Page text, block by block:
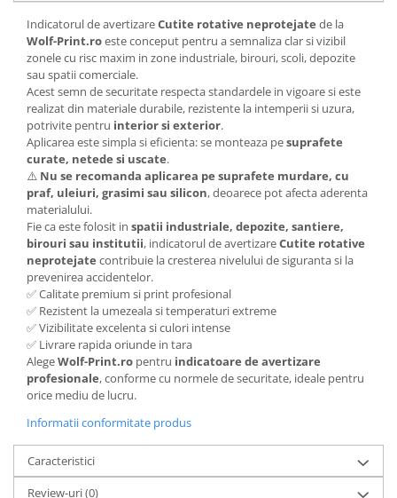
Indicatorul de avertizareCutite rotative neprotejate de la
Wolf-Print.roeste conceput pentru a semnaliza clar si vizibil
zonele cu risc maxim in zone industriale, birouri, scoli, depozite
sau spatii comerciale.
Acest semn de securitate respecta standardele in vigoare si este
realizat din materiale durabile, rezistente la intemperii si uzura,
potrivite pentru interior si exterior.
Aplicarea este simpla si eficienta: se monteaza pesuprafete
curate, netede si uscate.
⚠️ Nu se recomanda aplicarea pe suprafete murdare, cu
praf, uleiuri, grasimi sau silicon, deoarece pot afecta aderenta
materialului.
Fie ca este folosit in spatii industriale, depozite, santiere,
birouri sau institutii, indicatorul de avertizareCutite rotative
neprotejate contribuie la cresterea nivelului de siguranta si la
prevenirea accidentelor.
✅ Calitate premium si print profesional
✅ Rezistent la umezeala si temperaturi extreme
✅ Vizibilitate excelenta si culori intense
✅ Livrare rapida oriunde in tara
AlegeWolf-Print.ro pentru indicatoare de avertizare
profesionale, conforme cu normele de securitate, ideale pentru
orice mediu de lucru.
Informatii conformitate produs
Caracteristici
Review-uri(0)